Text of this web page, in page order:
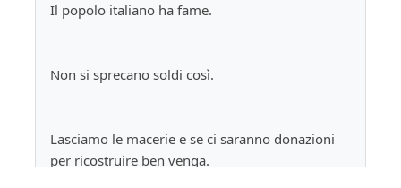
Il popolo italiano ha fame.
Non si sprecano soldi così.
Lasciamo le macerie e se ci saranno donazioni
per ricostruire ben venga.